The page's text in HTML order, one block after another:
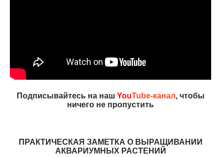
Подписывайтесь на наш YouTube-канал, чтобы
ничего не пропустить
ПРАКТИЧЕСКАЯ ЗАМЕТКА О ВЫРАЩИВАНИИ
АКВАРИУМНЫХ РАСТЕНИЙ